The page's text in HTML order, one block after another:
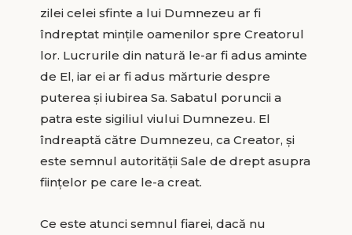
zilei celei sfinte a lui Dumnezeu ar fi
îndreptat mințile oamenilor spre Creatorul
lor. Lucrurile din natură le-ar fi adus aminte
de El, iar ei ar fi adus mărturie despre
puterea și iubirea Sa. Sabatul poruncii a
patra este sigiliul viului Dumnezeu. El
îndreaptă către Dumnezeu, ca Creator, și
este semnul autorității Sale de drept asupra
ființelor pe care le-a creat.
Ce este atunci semnul fiarei, dacă nu